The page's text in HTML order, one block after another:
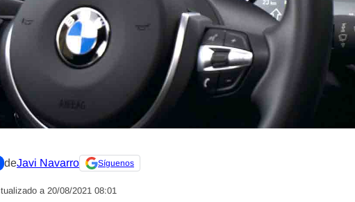
deJavi Navarro Síguenos
a 20/08/2021 08:01